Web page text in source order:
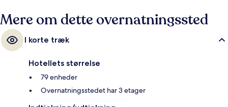
Mere om dette overnatningssted
I korte træk
Hotellets størrelse
79 enheder
Overnatningsstedet har 3 etager